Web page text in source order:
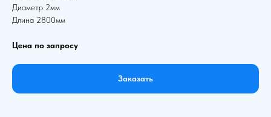
Диаметр 2мм
Длина 2800мм
Цена по запросу
Заказать